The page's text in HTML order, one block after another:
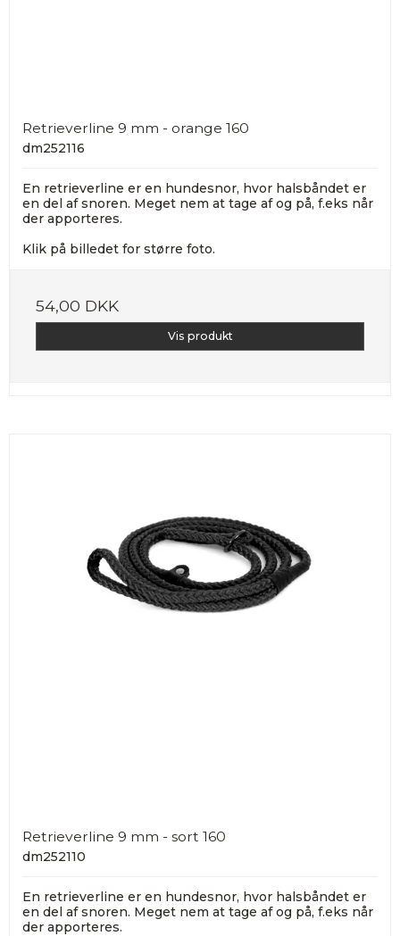
Retrieverline 9 mm - orange 160
dm252116
En retrieverline er en hundesnor, hvor halsbåndet er
en del af snoren. Meget nem at tage af og på, f.eks når
der apporteres.
Klik på billedet for større foto.
54,00 DKK
Vis produkt
Retrieverline 9 mm - sort 160
dm252110
En retrieverline er en hundesnor, hvor halsbåndet er
en del af snoren. Meget nem at tage af og på, f.eks når
der apporteres.